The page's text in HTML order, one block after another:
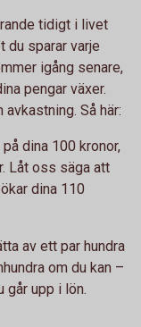
tidigt i livet
du sparar varje
igång senare,
pengar växer.
Så här:
dina 100 kronor,
Låt oss säga att
dina 110
av ett par hundra
om du kan –
går upp i lön.